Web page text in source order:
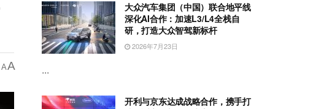
AA
大众汽车集团（中国）联合地平线
深化AI合作：加速L3/L4全栈自
研，打造大众智驾新标杆
2026年7月23日
...
开利与京东达成战略合作，携手打